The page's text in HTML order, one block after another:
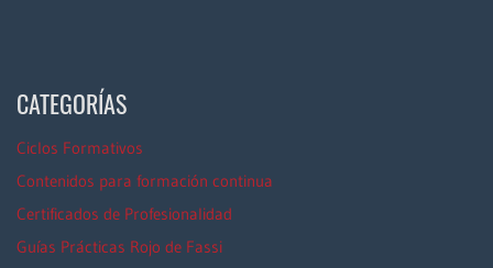
CATEGORÍAS
Ciclos Formativos
Contenidos para formación continua
Certificados de Profesionalidad
Guías Prácticas Rojo de Fassi